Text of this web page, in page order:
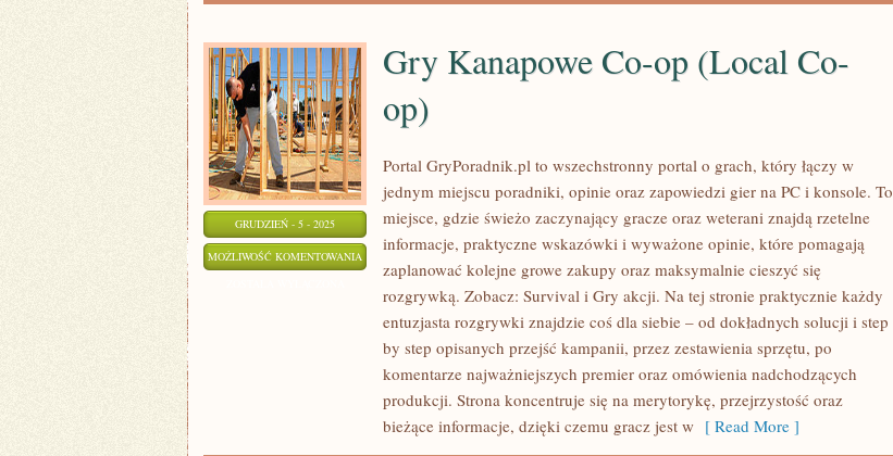
GRUDZIEŃ - 5 - 2025
MOŻLIWOŚĆ KOMENTOWANIA
KANAPOWE
Gry Kanapowe Co-op (Local Co-
op)
Portal GryPoradnik.pl to wszechstronny portal o grach, który łączy w
jednym miejscu poradniki, opinie oraz zapowiedzi gier na PC i konsole. To
miejsce, gdzie świeżo zaczynający gracze oraz weterani znajdą rzetelne
informacje, praktyczne wskazówki i wyważone opinie, które pomagają
zaplanować kolejne growe zakupy oraz maksymalnie cieszyć się
rozgrywką. Zobacz: Survival i Gry akcji. Na tej stronie praktycznie każdy
entuzjasta rozgrywki znajdzie coś dla siebie – od dokładnych solucji i step
by step opisanych przejść kampanii, przez zestawienia sprzętu, po
komentarze najważniejszych premier oraz omówienia nadchodzących
produkcji. Strona koncentruje się na merytorykę, przejrzystość oraz
bieżące informacje, dzięki czemu gracz jest w [ Read More ]